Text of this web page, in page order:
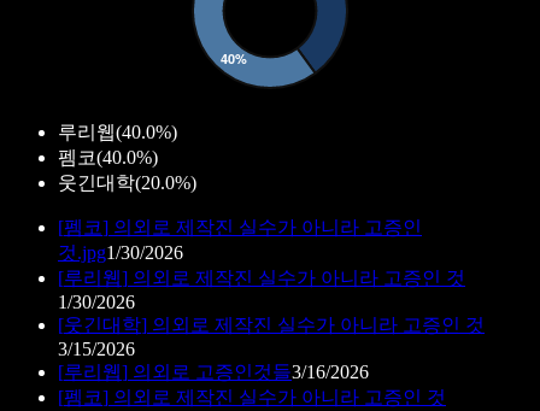
루리웹(40.0%)
펨코(40.0%)
웃긴대학(20.0%)
[펨코] 의외로 제작진 실수가 아니라 고증인
것.jpg1/30/2026
[루리웹] 의외로 제작진 실수가 아니라 고증인 것
1/30/2026
[웃긴대학] 의외로 제작진 실수가 아니라 고증인 것
3/15/2026
[루리웹] 의외로 고증인것들3/16/2026
[펨코] 의외로 제작진 실수가 아니라 고증인 것